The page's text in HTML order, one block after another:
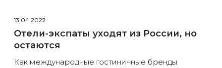
13.04.2022
Отели-экспаты уходят из России, но
остаются
Как международные гостиничные бренды